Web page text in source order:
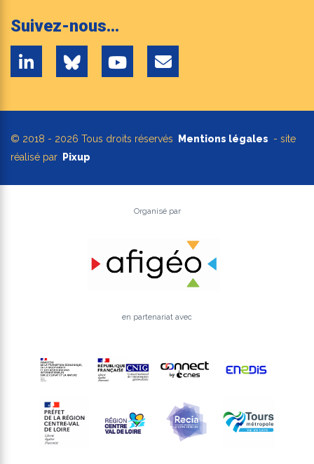
Suivez-nous...
© 2018 - 2026 Tous droits réservés Mentions légales - site
réalisé par
Pixup
Organisé par
en partenariat avec